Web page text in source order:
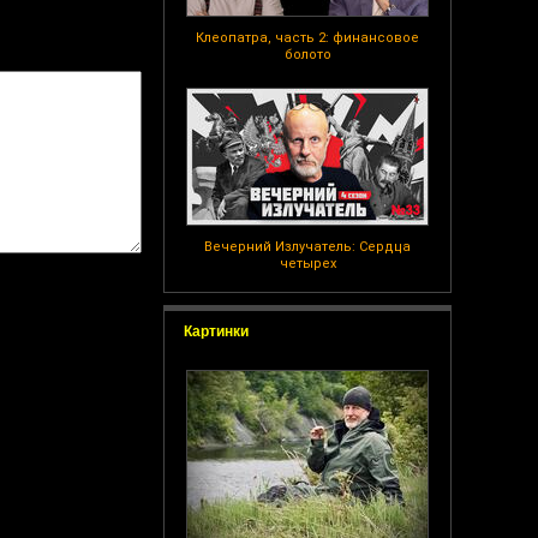
Клеопатра, часть 2: финансовое
болото
Вечерний Излучатель: Сердца
четырех
Картинки